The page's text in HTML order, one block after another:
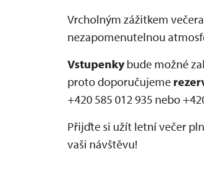
Vrcholným zážitkem
nezapomenutelnou
Vstupenkybude možné
proto doporučujeme
+420 585 012 935 nebo
Přijďte si užít letní večer
vaši návštěvu!